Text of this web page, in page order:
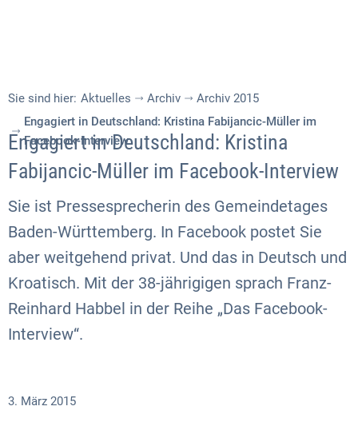
Sie sind hier: Aktuelles Archiv
Archiv 2015
Engagiert in Deutschland: Kristina Fabijancic-Müller im
Facebook-Interview
Engagiert in Deutschland: Kristina
Fabijancic-Müller im Facebook-Interview
Sie ist Pressesprecherin des Gemeindetages
Baden-Württemberg. In Facebook postet Sie
aber weitgehend privat. Und das in Deutsch und
Kroatisch. Mit der 38-jährigigen sprach Franz-
Reinhard Habbel in der Reihe „Das Facebook-
Interview“.
3. März 2015